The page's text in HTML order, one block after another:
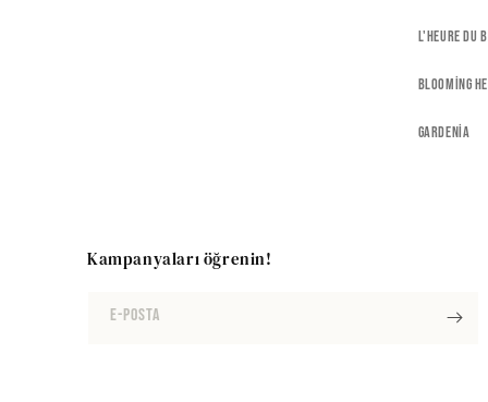
L'heure Du
Blooming
Gardenia
Kampanyaları öğrenin!
E-posta